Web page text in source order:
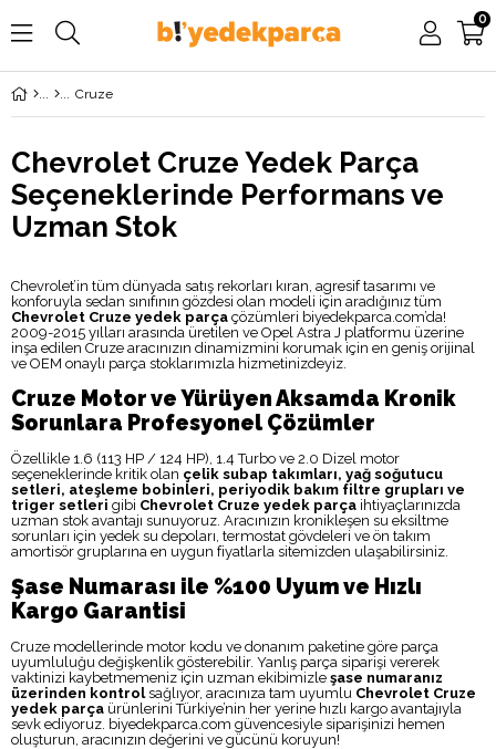
0
Cruze
Chevrolet Cruze Yedek Parça
Seçeneklerinde Performans ve
Uzman Stok
Chevrolet’in tüm dünyada satış rekorları kıran, agresif tasarımı ve
konforuyla sedan sınıfının gözdesi olan modeli için aradığınız tüm
Chevrolet Cruze yedek parça çözümleri biyedekparca.com’da!
2009-2015 yılları arasında üretilen ve Opel Astra J platformu üzerine
inşa edilen Cruze aracınızın dinamizmini korumak için en geniş orijinal
ve OEM onaylı parça stoklarımızla hizmetinizdeyiz.
Cruze Motor ve Yürüyen Aksamda Kronik
Sorunlara Profesyonel Çözümler
Özellikle 1.6 (113 HP / 124 HP), 1.4 Turbo ve 2.0 Dizel motor
seçeneklerinde kritik olan çelik subap takımları, yağ soğutucu
setleri, ateşleme bobinleri, periyodik bakım filtre grupları ve
triger setleri gibi Chevrolet Cruze yedek parça ihtiyaçlarınızda
uzman stok avantajı sunuyoruz. Aracınızın kronikleşen su eksiltme
sorunları için yedek su depoları, termostat gövdeleri ve ön takım
amortisör gruplarına en uygun fiyatlarla sitemizden ulaşabilirsiniz.
Şase Numarası ile %100 Uyum ve Hızlı
Kargo Garantisi
Cruze modellerinde motor kodu ve donanım paketine göre parça
uyumluluğu değişkenlik gösterebilir. Yanlış parça siparişi vererek
vaktinizi kaybetmemeniz için uzman ekibimizle şase numaranız
üzerinden kontrolsağlıyor, aracınıza tam uyumlu Chevrolet Cruze
yedek parça ürünlerini Türkiye’nin her yerine hızlı kargo avantajıyla
sevk ediyoruz. biyedekparca.com güvencesiyle siparişinizi hemen
oluşturun, aracınızın değerini ve gücünü koruyun!